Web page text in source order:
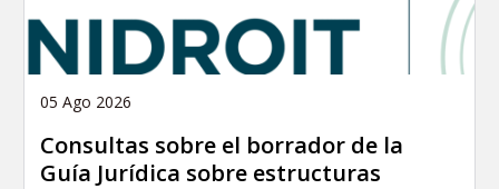
05 Ago 2026
Consultas sobre el borrador de la
Guía Jurídica sobre estructuras